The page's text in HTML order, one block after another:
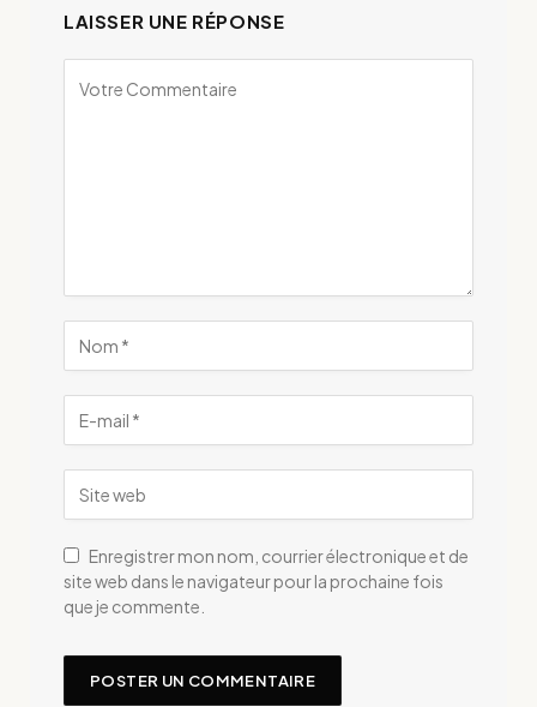
LAISSER UNE RÉPONSE
Enregistrer mon nom, courrier électronique et de
site web dans le navigateur pour la prochaine fois
que je commente.